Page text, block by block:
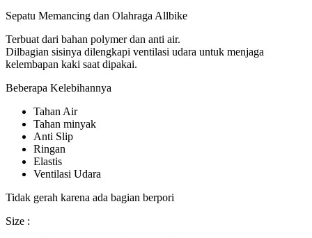
Sepatu Memancing dan Olahraga Allbike
Terbuat dari bahan polymer dan anti air.
Dilbagian sisinya dilengkapi ventilasi udara untuk menjaga
kelembapan kaki saat dipakai.
Beberapa Kelebihannya
Tahan Air
Tahan minyak
Anti Slip
Ringan
Elastis
Ventilasi Udara
Tidak gerah karena ada bagian berpori
Size :